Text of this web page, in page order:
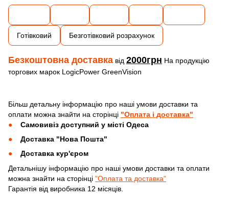
Готівковий Безготівковий розрахунок
Безкоштовна доставка від 2000грн На продукцію
торгових марок LogicPower GreenVision
Більш детальну інформацію про наші умови доставки та
оплати можна знайти на сторінці "Оплата і доставка"
Самовивіз доступний у місті Одеса
Доставка "Нова Пошта"
Доставка кур'єром
Детальнішу інформацію про наші умови доставки та оплати
можна знайти на сторінці "Оплата та доставка"
Гарантія від виробника 12 місяців.